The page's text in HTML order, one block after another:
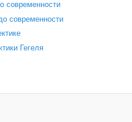
современности
современности
Гегеля